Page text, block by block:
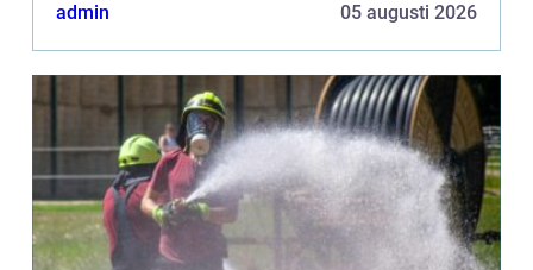
admin 05 augusti 2026